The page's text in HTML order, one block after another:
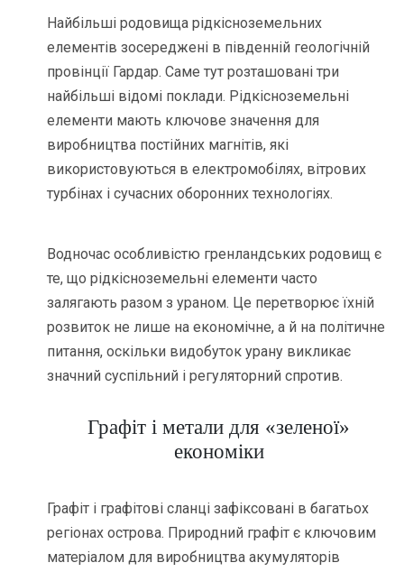
Найбільші родовища рідкісноземельних
елементів зосереджені в південній геологічній
провінції Гардар. Саме тут розташовані три
найбільші відомі поклади. Рідкісноземельні
елементи мають ключове значення для
виробництва постійних магнітів, які
використовуються в електромобілях, вітрових
турбінах і сучасних оборонних технологіях.
Водночас особливістю гренландських родовищ є
те, що рідкісноземельні елементи часто
залягають разом з ураном. Це перетворює їхній
розвиток не лише на економічне, а й на політичне
питання, оскільки видобуток урану викликає
значний суспільний і регуляторний спротив.
Графіт і метали для «зеленої»
економіки
Графіт і графітові сланці зафіксовані в багатьох
регіонах острова. Природний графіт є ключовим
матеріалом для виробництва акумуляторів